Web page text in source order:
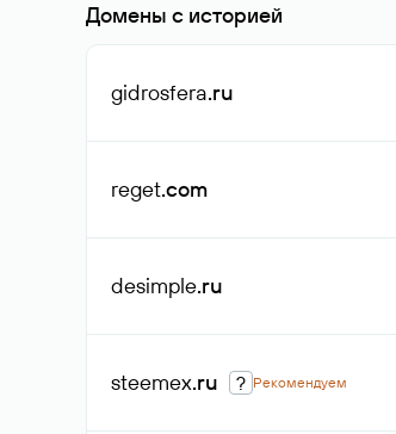
Домены с историей
gidrosfera.ru
reget.com
desimple.ru
steemex.ru ? Рекомендуем